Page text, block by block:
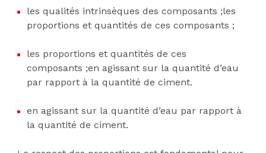
les qualités intrinsèques des composants ;les
proportions et quantités de ces composants ;
les proportions et quantités de ces
composants ;en agissant sur la quantité d’eau
par rapport à la quantité de ciment.
en agissant sur la quantité d’eau par rapport à
la quantité de ciment.